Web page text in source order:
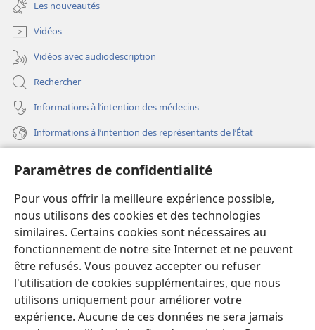
Paramètres de confidentialité
Pour vous offrir la meilleure expérience possible,
nous utilisons des cookies et des technologies
similaires. Certains cookies sont nécessaires au
fonctionnement de notre site Internet et ne peuvent
être refusés. Vous pouvez accepter ou refuser
l'utilisation de cookies supplémentaires, que nous
utilisons uniquement pour améliorer votre
expérience. Aucune de ces données ne sera jamais
nouvelle
fenêtre)
Les nouveautés
Vidéos
Vidéos avec audiodescription
Rechercher
Informations à l’intention des médecins
Informations à l’intention des représentants de l’État
(ouvre
une
nouvelle
fenêtre)
Bibliothèque en ligne
(ouvre
une
nouvelle
fenêtre)
JW Hub®
(ouvre
une
nouvelle
fenêtre)
JW Library
Watchtower Library